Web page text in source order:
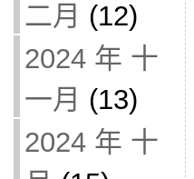
二月 (12)
2024 年 十
一月 (13)
2024 年 十